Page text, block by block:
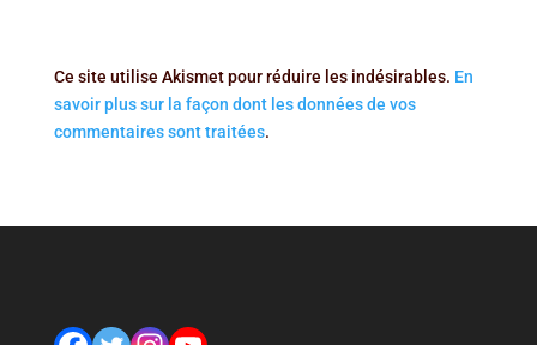
Ce site utilise Akismet pour réduire les indésirables. En
savoir plus sur la façon dont les données de vos
commentaires sont traitées.